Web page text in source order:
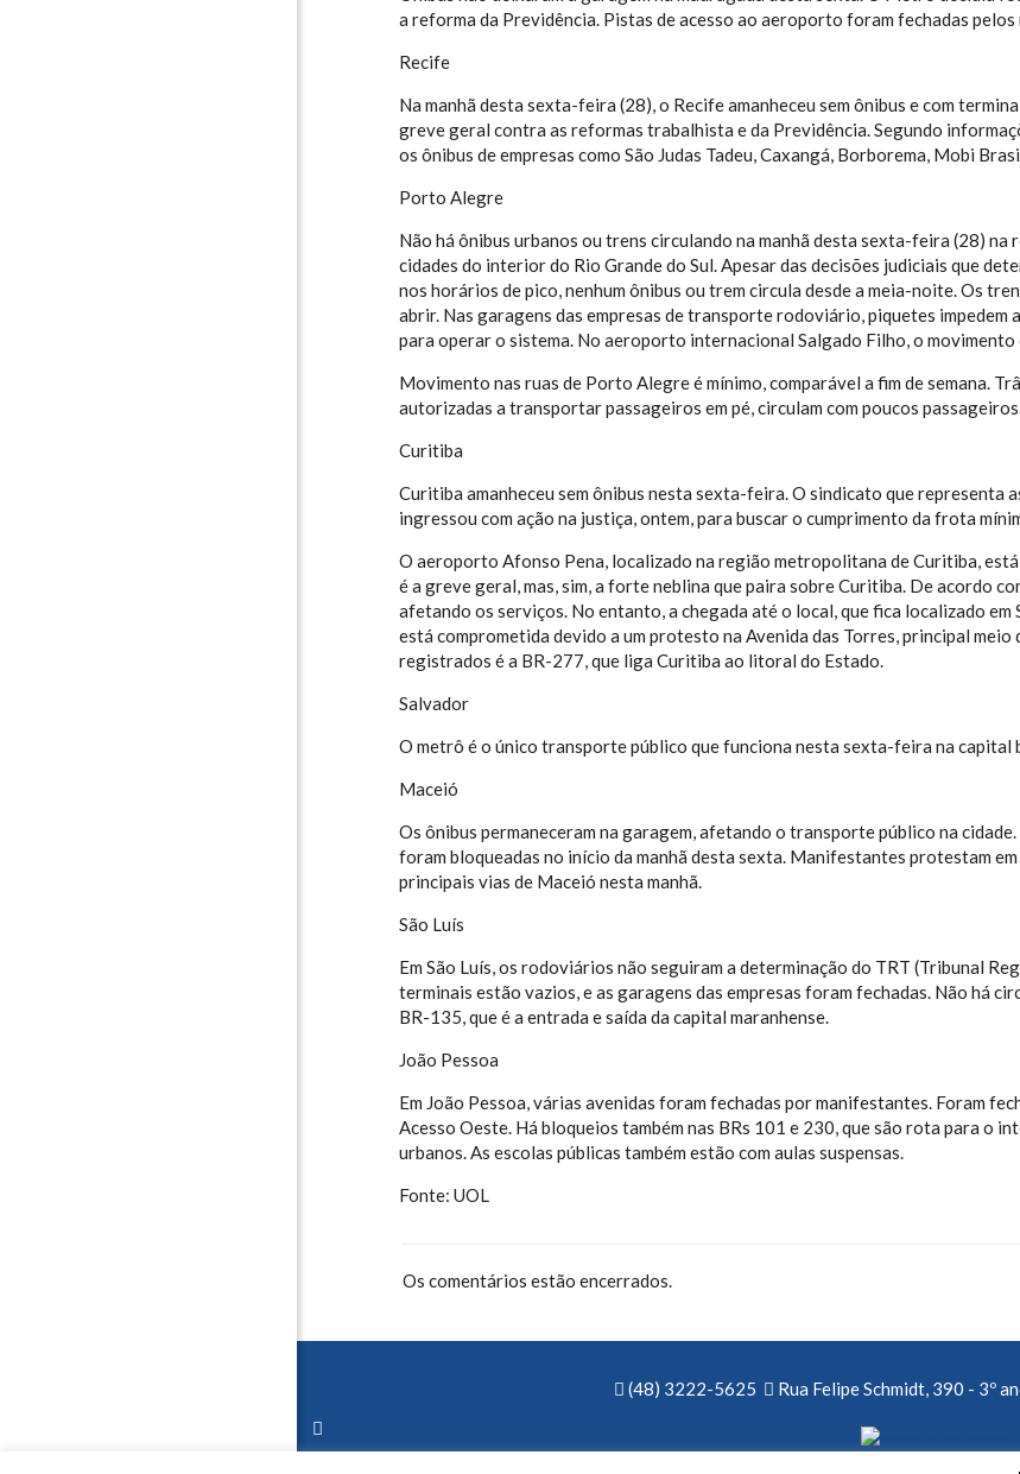
a reforma da Previdência. Pistas de acesso ao aeroporto foram fechadas
Recife
Na manhã desta sexta-feira (28), o Recife amanheceu sem ônibus e com
greve geral contra as reformas trabalhista e da Previdência. Segundo
os ônibus de empresas como São Judas Tadeu, Caxangá, Borborema, Mobi
Porto Alegre
Não há ônibus urbanos ou trens circulando na manhã desta sexta-feira (28)
cidades do interior do Rio Grande do Sul. Apesar das decisões judiciais que
nos horários de pico, nenhum ônibus ou trem circula desde a meia-noite. Os
abrir. Nas garagens das empresas de transporte rodoviário, piquetes impedem
para operar o sistema. No aeroporto internacional Salgado Filho, o
Movimento nas ruas de Porto Alegre é mínimo, comparável a fim de semana.
autorizadas a transportar passageiros em pé, circulam com poucos
Curitiba
Curitiba amanheceu sem ônibus nesta sexta-feira. O sindicato que representa
ingressou com ação na justiça, ontem, para buscar o cumprimento da frota
O aeroporto Afonso Pena, localizado na região metropolitana de Curitiba,
é a greve geral, mas, sim, a forte neblina que paira sobre Curitiba. De acordo
afetando os serviços. No entanto, a chegada até o local, que fica localizado
está comprometida devido a um protesto na Avenida das Torres, principal
registrados é a BR-277, que liga Curitiba ao litoral do Estado.
Salvador
O metrô é o único transporte público que funciona nesta sexta-feira na capital
Maceió
Os ônibus permaneceram na garagem, afetando o transporte público na
foram bloqueadas no início da manhã desta sexta. Manifestantes protestam
principais vias de Maceió nesta manhã.
São Luís
Em São Luís, os rodoviários não seguiram a determinação do TRT (Tribunal
terminais estão vazios, e as garagens das empresas foram fechadas. Não há
BR-135, que é a entrada e saída da capital maranhense.
João Pessoa
Em João Pessoa, várias avenidas foram fechadas por manifestantes. Foram
Acesso Oeste. Há bloqueios também nas BRs 101 e 230, que são rota para o
urbanos. As escolas públicas também estão com aulas suspensas.
Fonte: UOL
Os comentários estão encerrados.
(48) 3222-5625 Rua Felipe Schmidt, 390 - 3º